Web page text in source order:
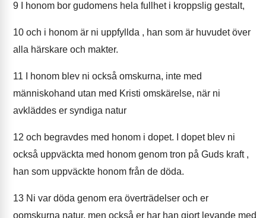
9 I honom bor gudomens hela fullhet i kroppslig gestalt,
10 och i honom är ni uppfyllda , han som är huvudet över
alla härskare och makter.
11 I honom blev ni också omskurna, inte med
människohand utan med Kristi omskärelse, när ni
avkläddes er syndiga natur
12 och begravdes med honom i dopet. I dopet blev ni
också uppväckta med honom genom tron på Guds kraft ,
han som uppväckte honom från de döda.
13 Ni var döda genom era överträdelser och er
oomskurna natur, men också er har han gjort levande med